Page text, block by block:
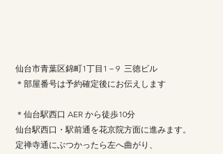
仙台市青葉区錦町1丁目1－9 三徳ビル
＊部屋番号は予約確定後にお伝えします
＊仙台駅西口 AER から徒歩10分
仙台駅西口・駅前通を花京院方面に進みます。
定禅寺通にぶつかったら左へ曲がり、